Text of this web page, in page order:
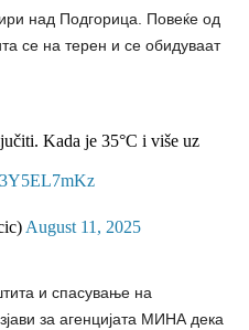
над Подгорица. Повеќе од
се на терен и се обидуваат
Kada je 35°C i više uz
August 11, 2025
и спасување на
за агенцијата МИНА дека